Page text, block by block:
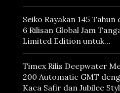
Seiko Rayakan 145 Tahun
6 Rilisan Global Jam
Limited Edition untuk
Menghormati Edo Purple,
Warna yang
Warisan Tokyo
Timex Rilis Deepwater
200 Automatic GMT
Kaca Safir dan Jubilee